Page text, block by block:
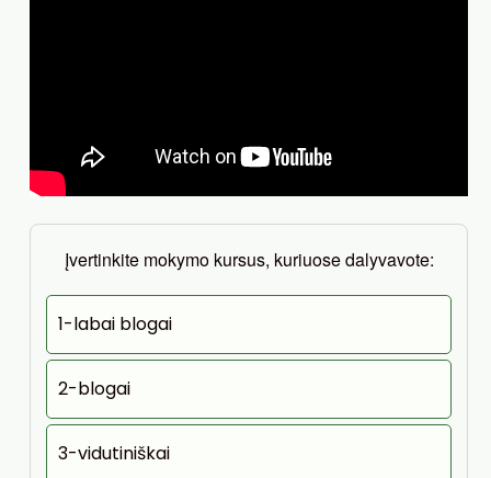
Įvertinkite mokymo kursus, kuriuose dalyvavote:
1-labai blogai
2-blogai
3-vidutiniškai